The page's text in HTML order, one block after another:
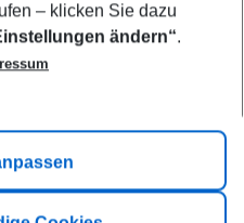
– klicken Sie dazu
ändern“.